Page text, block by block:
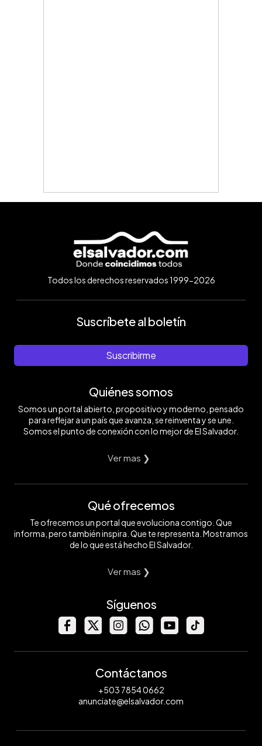
Todos los derechos reservados 1999-2026
Suscríbete al boletín
Suscribirme
Quiénes somos
Somos un portal abierto, propositivo y moderno, pensado
para reflejar a un país que avanza, se reinventa y se une.
Somos el punto de conexión con lo mejor de El Salvador.
Ver mas ❯
Qué ofrecemos
Te ofrecemos un portal que evoluciona contigo. Que
informa, pero también inspira. Que te representa. Mostramos
de lo que está hecho El Salvador.
Ver mas ❯
Síguenos
Contáctanos
+503 7854 0662
anunciate@elsalvador.com